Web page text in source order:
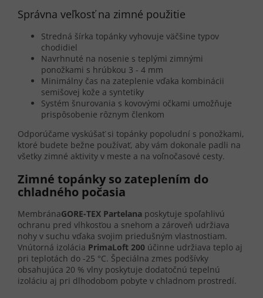
Správna veľkosť na zimné použitie
Stredná šírka topánky vyhovuje väčšine typov
chodidiel
Navrhnuté na nosenie s teplými zimnými
ponožkami s hrúbkou 3 - 4 mm
Minimálny čas na zateplenie vďaka kombinácii
semišovej kože a syntetiky
Systém šnurovania s kovovými očkami umožňuje
prispôsobenie rôznym členkom
Odporúčame vyskúšať si topánky popoludní s ponožkami,
ktoré budete bežne používať, aby vám dokonale padli na
všetky zimné aktivity v meste a na voľnočasové cesty.
Zimné topánky so zateplením do
chladného počasia
MembránaGORE-TEX Partelana poskytuje spoľahlivú
ochranu pred vlhkosťou a snehom a zároveň udržiava
nohy v suchu vďaka svojim priedušným vlastnostiam.
Vnútorná izolácia PrimaLoft 200 účinne udržiava teplo aj
pri teplotách do -25 °C. Špeciálna zmes podšívky
obsahujúca 20 % vlny poskytuje dodatočnú tepelnú
izoláciu aj pri dlhodobom pobyte v chladnom prostredí.